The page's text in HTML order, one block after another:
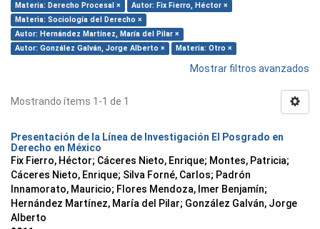
Materia: Derecho Procesal ×
Autor: Fix Fierro, Héctor ×
Materia: Sociología del Derecho ×
Autor: Hernández Martínez, María del Pilar ×
Autor: González Galván, Jorge Alberto ×
Materia: Otro ×
Mostrar filtros avanzados
Mostrando ítems 1-1 de 1
Presentación de la Línea de Investigación El Posgrado en
Derecho en México
Fix Fierro, Héctor; Cáceres Nieto, Enrique; Montes, Patricia;
Cáceres Nieto, Enrique; Silva Forné, Carlos; Padrón
Innamorato, Mauricio; Flores Mendoza, Imer Benjamín;
Hernández Martínez, María del Pilar; González Galván, Jorge
Alberto